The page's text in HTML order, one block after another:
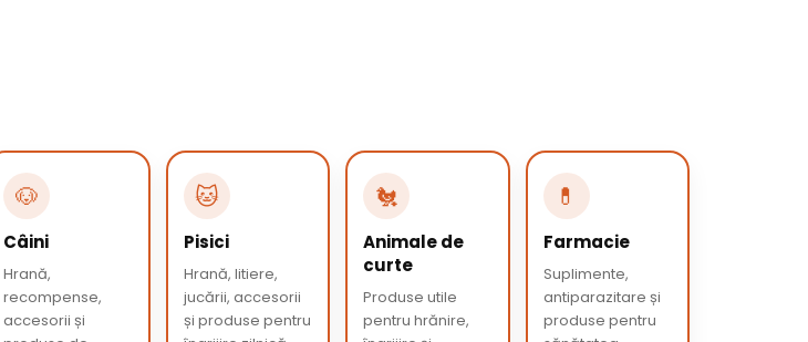
🐶
Câini
Hrană,
recompense,
accesorii și
🐱
Pisici
Hrană, litiere,
jucării, accesorii
și produse pentru
🐔
Animale de
curte
Produse utile
pentru hrănire,
💊
Farmacie
Suplimente,
antiparazitare și
produse pentru